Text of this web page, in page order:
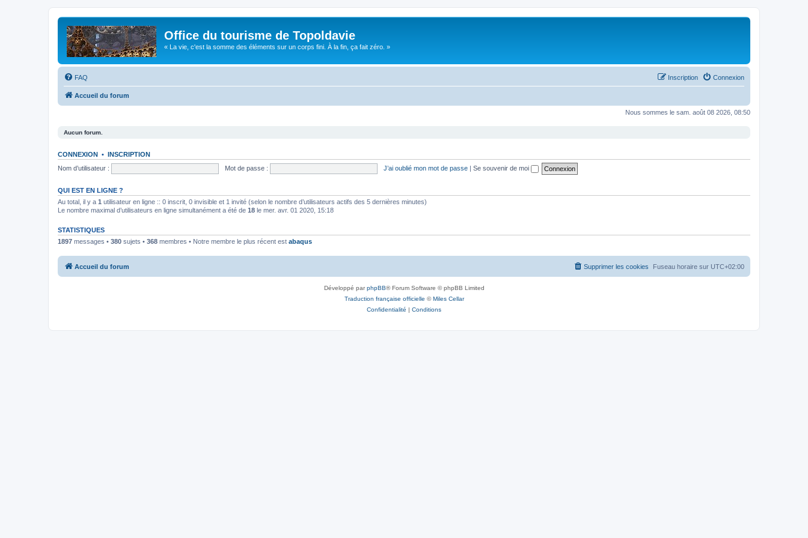
Office du tourisme de Topoldavie
« La vie, c'est la somme des éléments sur un corps fini. À la fin, ça fait zéro. »
FAQ Connexion
Inscription
Accueil du forum
Nous sommes le sam. août 08 2026, 08:50
Aucun forum.
CONNEXION • INSCRIPTION
Nom d’utilisateur :
Mot de passe : J’ai oublié mon mot de passe | Se souvenir de moi
QUI EST EN LIGNE ?
Au total, il y a 1 utilisateur en ligne :: 0 inscrit, 0 invisible et 1 invité (selon le nombre d’utilisateurs actifs des 5 dernières minutes)
Le nombre maximal d’utilisateurs en ligne simultanément a été de 18 le mer. avr. 01 2020, 15:18
STATISTIQUES
1897 messages • 380 sujets • 368 membres • Notre membre le plus récent est abaqus
Accueil du forum Fuseau horaire sur UTC+02:00
Supprimer les cookies
Développé parphpBB® Forum Software © phpBB Limited
Traduction française officielle ©Miles Cellar
Confidentialité | Conditions